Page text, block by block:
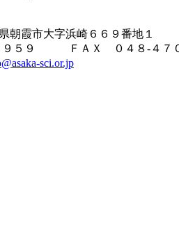
霞市大字浜崎６６９番地１
９５９ ＦＡＸ ０４８-４７
sci.or.jp